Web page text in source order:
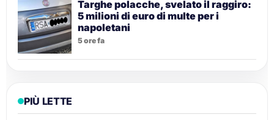
Targhe polacche, svelato il raggiro:
5 milioni di euro di multe per i
napoletani
5 ore fa
PIÙ LETTE